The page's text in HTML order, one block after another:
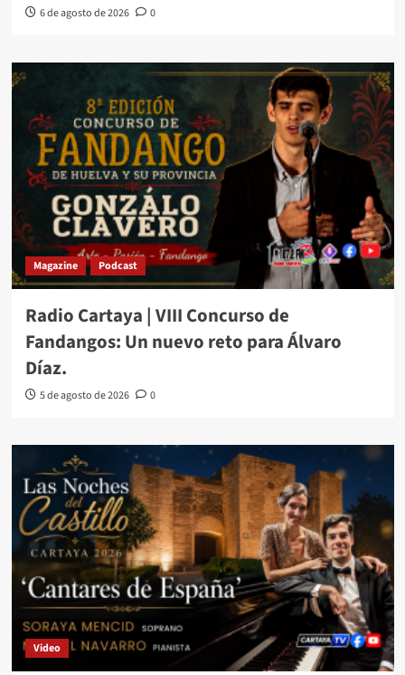
6 de agosto de 2026 0
Magazine Podcast
Radio Cartaya | VIII Concurso de
Fandangos: Un nuevo reto para Álvaro
Díaz.
5 de agosto de 2026 0
Video